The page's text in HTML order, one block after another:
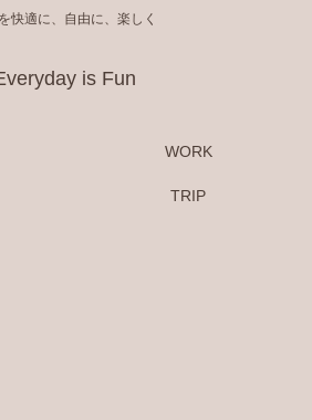
快適に、自由に、楽しく
is Fun
WORK
TRIP